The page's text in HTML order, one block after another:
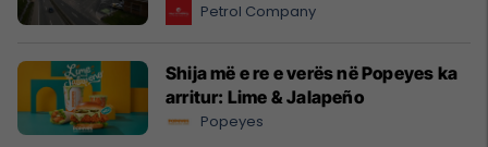
Petrol Company
Shija më e re e verës në Popeyes ka
arritur: Lime & Jalapeño
Popeyes